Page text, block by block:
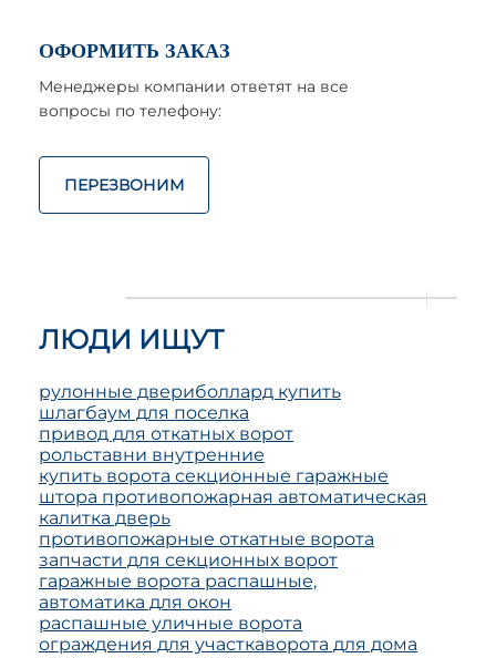
ОФОРМИТЬ ЗАКАЗ
Менеджеры компании ответят на все
вопросы по телефону:
ПЕРЕЗВОНИМ
ЛЮДИ ИЩУТ
рулонные двериболлард купить
шлагбаум для поселка
привод для откатных ворот
рольставни внутренние
купить ворота секционные гаражные
штора противопожарная автоматическая
калитка дверь
противопожарные откатные ворота
запчасти для секционных ворот
гаражные ворота распашные,
автоматика для окон
распашные уличные ворота
ограждения для участкаворота для дома